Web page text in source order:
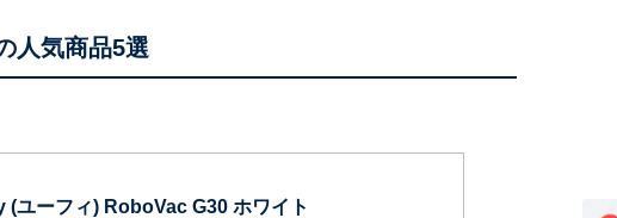
人気商品5選
ユーフィ) RoboVac G30 ホワイト